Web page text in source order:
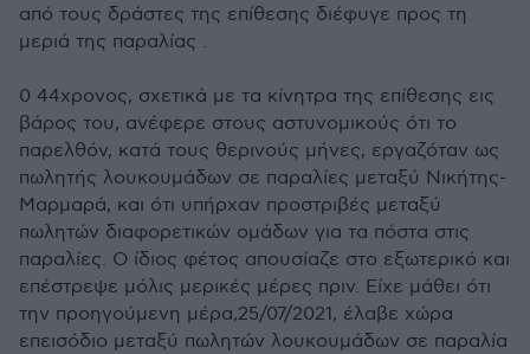
από τους δράστες της επίθεσης διέφυγε προς τη
μεριά της παραλίας .
0 44χρονος, σχετικά με τα κίνητρα της επίθεσης εις
βάρος του, ανέφερε στους αστυνομικούς ότι το
παρελθόν, κατά τους θερινούς μήνες, εργαζόταν ως
πωλητής λουκουμάδων σε παραλίες μεταξύ Νικήτης-
Μαρμαρά, και ότι υπήρχαν προστριβές μεταξύ
πωλητών διαφορετικών ομάδων για τα πόστα στις
παραλίες. Ο ίδιος φέτος απουσίαζε στο εξωτερικό και
επέστρεψε μόλις μερικές μέρες πριν. Είχε μάθει ότι
την προηγούμενη μέρα,25/07/2021, έλαβε χώρα
επεισόδιο μεταξύ πωλητών λουκουμάδων σε παραλία